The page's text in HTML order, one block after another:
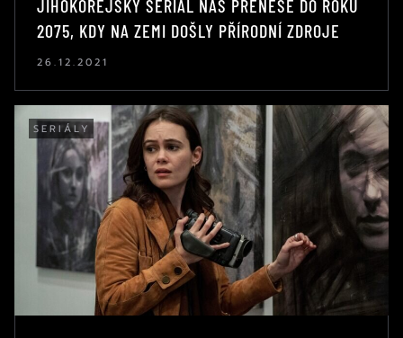
JIHOKOREJSKÝ SERIÁL NÁS PŘENESE DO ROKU
2075, KDY NA ZEMI DOŠLY PŘÍRODNÍ ZDROJE
26.12.2021
SERIÁLY